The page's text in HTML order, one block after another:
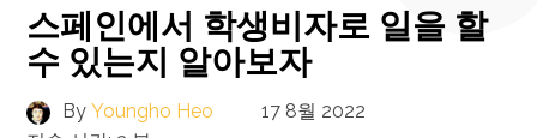
스페인에서 학생비자로 일을 할
수 있는지 알아보자
By Youngho Heo
17 8월 2022